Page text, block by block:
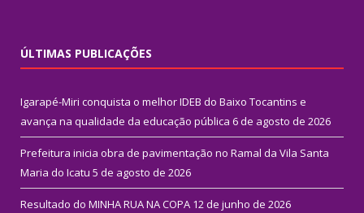
ÚLTIMAS PUBLICAÇÕES
Igarapé-Miri conquista o melhor IDEB do Baixo Tocantins e
avança na qualidade da educação pública 6 de agosto de 2026
Prefeitura inicia obra de pavimentação no Ramal da Vila Santa
Maria do Icatu 5 de agosto de 2026
Resultado do MINHA RUA NA COPA 12 de junho de 2026